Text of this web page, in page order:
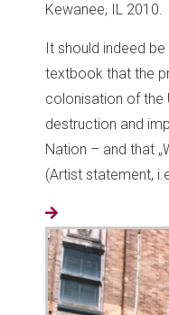
Kewanee, IL 2010.
It should indeed
textbook that the
colonisation of the
destruction and
Nation – and that
(Artist statement,